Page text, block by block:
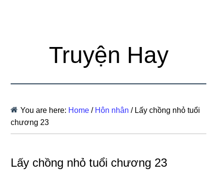
Truyện Hay
You are here: Home / Hôn nhân /Lấy chồng nhỏ tuổi
chương 23
Lấy chồng nhỏ tuổi chương 23